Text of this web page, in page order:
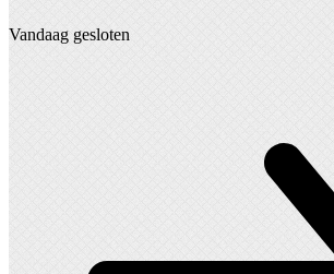
Vandaag gesloten